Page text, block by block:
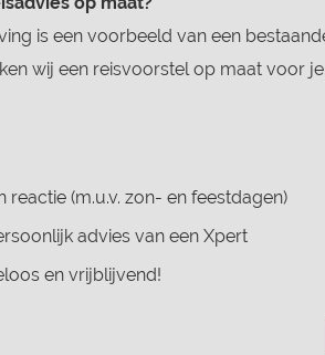
is een voorbeeld van een
wij een reisvoorstel op maat voor je.
reactie (m.u.v. zon- en feestdagen)
advies van een Xpert
en vrijblijvend!